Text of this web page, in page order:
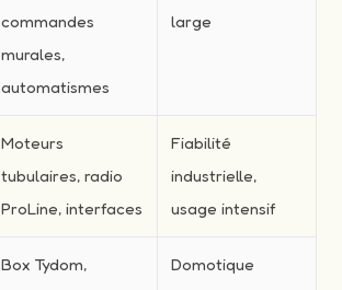
commandes
murales,
automatismes
large
Moteurs
tubulaires, radio
ProLine, interfaces
Fiabilité
industrielle,
usage intensif
Box Tydom,
Domotique